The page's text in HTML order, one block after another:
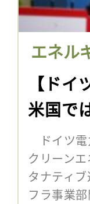
エネル
【ド
米国で
ドイツ電
クリーン
タナティ
フラ事業